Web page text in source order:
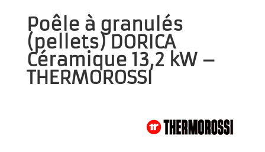
Poêle à granulés
(pellets) DORICA
Céramique 13,2 kW –
THERMOROSSI